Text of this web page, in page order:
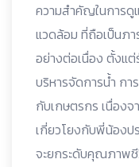
ความสำคัญในการดู
แวดล้อม ที่ถือเป็นภ
อย่างต่อเนื่อง ตั้งแ
บริหารจัดการน้ำ กา
กับเกษตรกร เนื่อง
เกี่ยวโยงกับพี่น้องป
จะยกระดับคุณภาพชี